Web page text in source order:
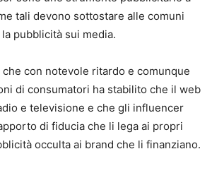
tali devono sottostare alle comuni
pubblicità sui media.
che con notevole ritardo e comunque
di consumatori ha stabilito che il web
e televisione e che gli influencer
di fiducia che li lega ai propri
occulta ai brand che li finanziano.